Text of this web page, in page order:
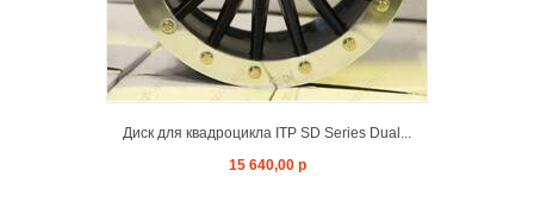
Диск для квадроцикла ITP SD Series Dual...
15 640,00 р